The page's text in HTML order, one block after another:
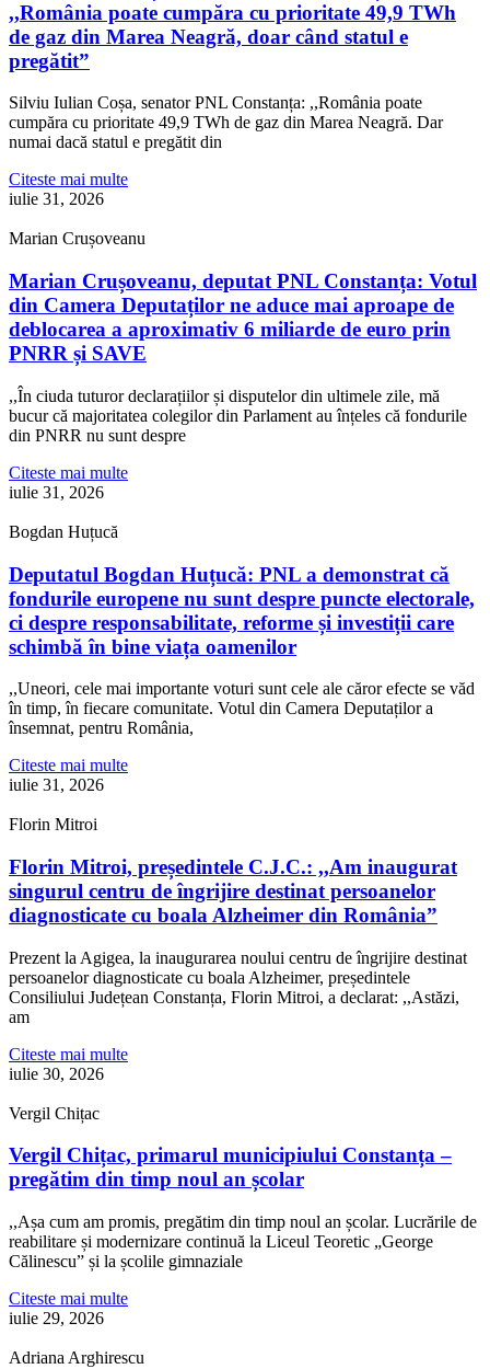
,,România poate cumpăra cu prioritate 49,9 TWh
de gaz din Marea Neagră, doar când statul e
pregătit”
Silviu Iulian Coșa, senator PNL Constanța: ,,România poate
cumpăra cu prioritate 49,9 TWh de gaz din Marea Neagră. Dar
numai dacă statul e pregătit din
Citeste mai multe
iulie 31, 2026
Marian Crușoveanu
Marian Crușoveanu, deputat PNL Constanța: Votul
din Camera Deputaților ne aduce mai aproape de
deblocarea a aproximativ 6 miliarde de euro prin
PNRR și SAVE
,,În ciuda tuturor declarațiilor și disputelor din ultimele zile, mă
bucur că majoritatea colegilor din Parlament au înțeles că fondurile
din PNRR nu sunt despre
Citeste mai multe
iulie 31, 2026
Bogdan Huțucă
Deputatul Bogdan Huțucă: PNL a demonstrat că
fondurile europene nu sunt despre puncte electorale,
ci despre responsabilitate, reforme și investiții care
schimbă în bine viața oamenilor
,,Uneori, cele mai importante voturi sunt cele ale căror efecte se văd
în timp, în fiecare comunitate. Votul din Camera Deputaților a
însemnat, pentru România,
Citeste mai multe
iulie 31, 2026
Florin Mitroi
Florin Mitroi, președintele C.J.C.: ,,Am inaugurat
singurul centru de îngrijire destinat persoanelor
diagnosticate cu boala Alzheimer din România”
Prezent la Agigea, la inaugurarea noului centru de îngrijire destinat
persoanelor diagnosticate cu boala Alzheimer, președintele
Consiliului Județean Constanța, Florin Mitroi, a declarat: ,,Astăzi,
am
Citeste mai multe
iulie 30, 2026
Vergil Chițac
Vergil Chițac, primarul municipiului Constanța –
pregătim din timp noul an școlar
,,Așa cum am promis, pregătim din timp noul an școlar. Lucrările de
reabilitare și modernizare continuă la Liceul Teoretic „George
Călinescu” și la școlile gimnaziale
Citeste mai multe
iulie 29, 2026
Adriana Arghirescu